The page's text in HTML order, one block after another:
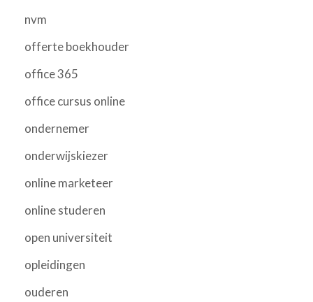
nvm
offerte boekhouder
office 365
office cursus online
ondernemer
onderwijskiezer
online marketeer
online studeren
open universiteit
opleidingen
ouderen